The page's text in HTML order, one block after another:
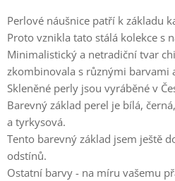
Perlové náušnice patří k základu
Proto vznikla tato stálá kolekce s
Minimalistický a netradiční tvar
zkombinovala s různými barvami
Skleněné perly jsou vyráběné v
Barevný základ perel je bílá,
a tyrkysová.
Tento barevný základ jsem ještě
odstínů.
Ostatní barvy - na míru vašemu